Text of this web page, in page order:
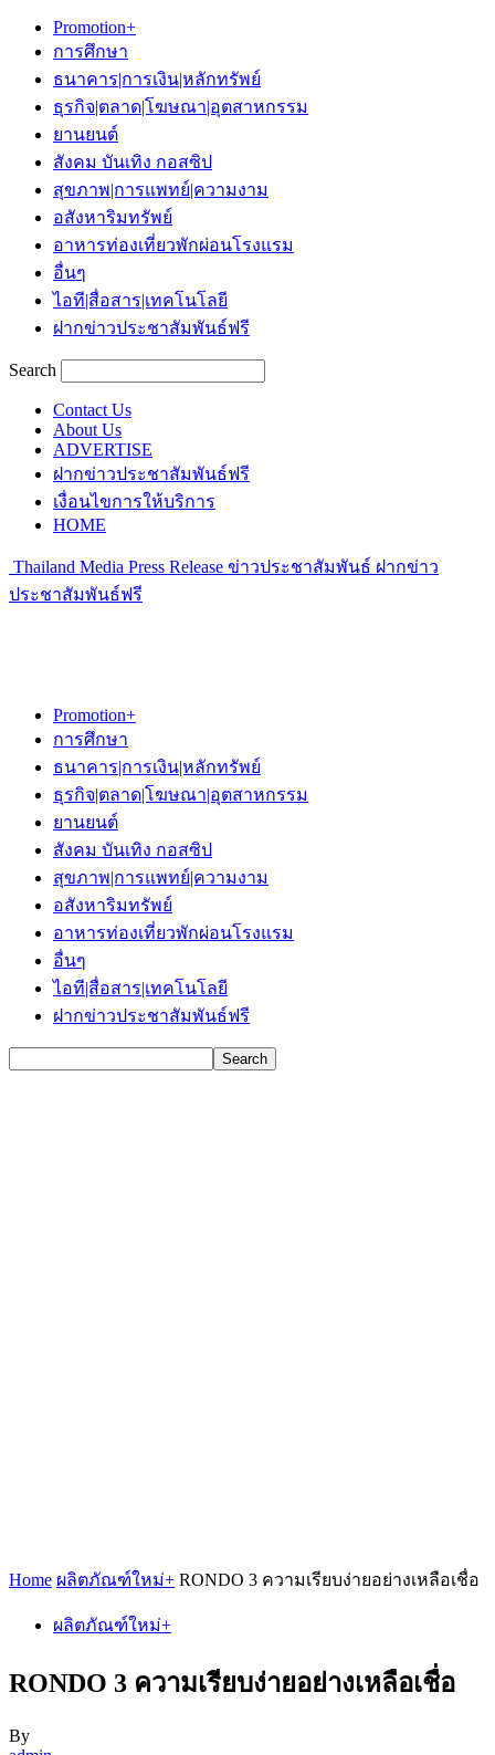
Promotion+
การศึกษา
ธนาคาร|การเงิน|หลักทรัพย์
ธุรกิจ|ตลาด|โฆษณา|อุตสาหกรรม
ยานยนต์
สังคม บันเทิง กอสซิป
สุขภาพ|การแพทย์|ความงาม
อสังหาริมทรัพย์
อาหารท่องเที่ยวพักผ่อนโรงแรม
อื่นๆ
ไอที|สื่อสาร|เทคโนโลยี
ฝากข่าวประชาสัมพันธ์ฟรี
Search
Contact Us
About Us
ADVERTISE
ฝากข่าวประชาสัมพันธ์ฟรี
เงื่อนไขการให้บริการ
HOME
Thailand Media Press Release ข่าวประชาสัมพันธ์ ฝากข่าว
ประชาสัมพันธ์ฟรี
Promotion+
การศึกษา
ธนาคาร|การเงิน|หลักทรัพย์
ธุรกิจ|ตลาด|โฆษณา|อุตสาหกรรม
ยานยนต์
สังคม บันเทิง กอสซิป
สุขภาพ|การแพทย์|ความงาม
อสังหาริมทรัพย์
อาหารท่องเที่ยวพักผ่อนโรงแรม
อื่นๆ
ไอที|สื่อสาร|เทคโนโลยี
ฝากข่าวประชาสัมพันธ์ฟรี
Home ผลิตภัณฑ์ใหม่+ RONDO 3 ความเรียบง่ายอย่างเหลือเชื่อ
ผลิตภัณฑ์ใหม่+
RONDO 3 ความเรียบง่ายอย่างเหลือเชื่อ
By